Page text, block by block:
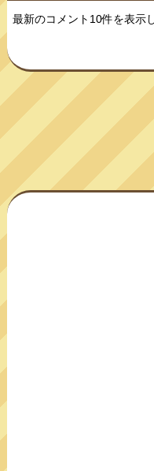
最新のコメント10件を表示